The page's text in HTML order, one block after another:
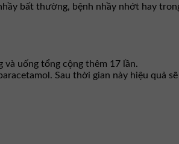
bất thường, bệnh nhầy nhớt hay
uống tổng cộng thêm 17 lần.
Sau thời gian này hiệu quả